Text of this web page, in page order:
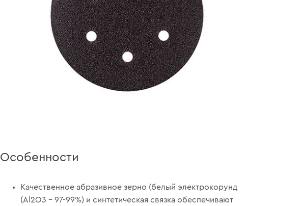
Особенности
Качественное абразивное зерно (белый электрокорунд
(Al2O3 – 97-99%) и синтетическая связка обеспечивают